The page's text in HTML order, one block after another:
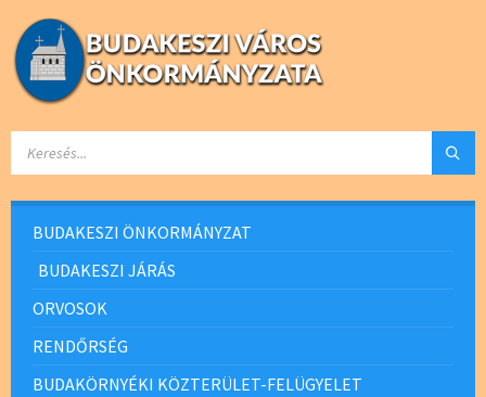
BUDAKESZI ÖNKORMÁNYZAT
BUDAKESZI JÁRÁS
ORVOSOK
RENDŐRSÉG
BUDAKÖRNYÉKI KÖZTERÜLET-FELÜGYELET